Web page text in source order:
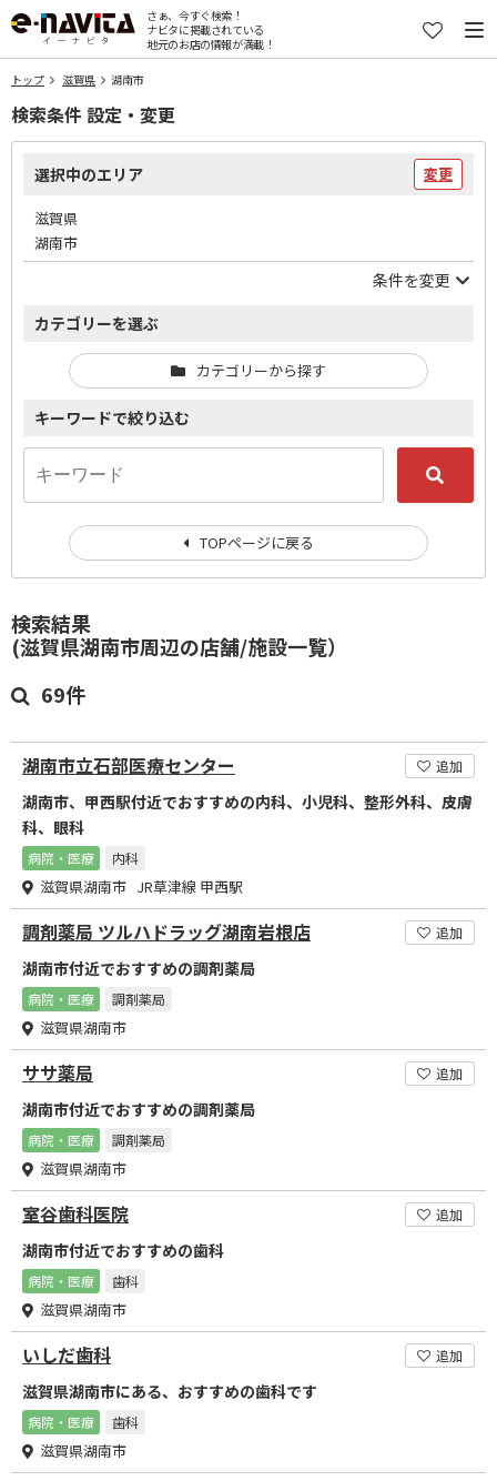
さぁ、今すぐ検索！
ナビタに掲載されている
地元のお店の情報が満載！
トップ 滋賀県 湖南市
検索結果
(滋賀県湖南市周辺の店舗/施設一覧）
69件
湖南市立石部医療センター 追加
湖南市、甲西駅付近でおすすめの内科、小児科、整形外科、皮膚
科、眼科
病院・医療 内科
滋賀県湖南市 JR草津線 甲西駅
調剤薬局 ツルハドラッグ湖南岩根店 追加
湖南市付近でおすすめの調剤薬局
病院・医療 調剤薬局
滋賀県湖南市
ササ薬局 追加
湖南市付近でおすすめの調剤薬局
病院・医療 調剤薬局
滋賀県湖南市
室谷歯科医院 追加
湖南市付近でおすすめの歯科
病院・医療 歯科
滋賀県湖南市
いしだ歯科 追加
滋賀県湖南市にある、おすすめの歯科です
病院・医療 歯科
滋賀県湖南市
検索条件 設定・変更
選択中のエリア 変更
滋賀県
湖南市
条件を変更
カテゴリーを選ぶ
カテゴリーから探す
キーワードで絞り込む
TOPページに戻る